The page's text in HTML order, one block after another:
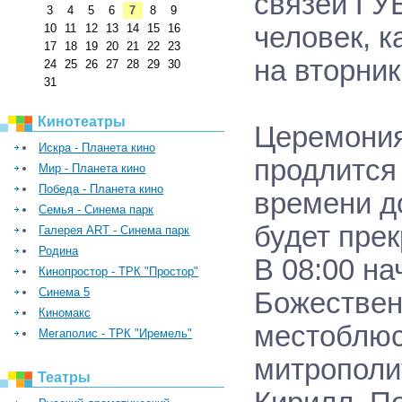
3 4 5 6 7 8
9
10
11 12 13 14 15
16
17
18 19 20 21 22 23
24 25 26 27 28 29 30
31
Кинотеатры
Искра - Планета кино
Мир - Планета кино
Победа - Планета кино
Семья - Синема парк
Галерея ART - Синема парк
Родина
Кинопростор - ТРК "Простор"
Синема 5
Киномакс
Мегаполис - ТРК "Иремель"
Театры
человек,
на
времени
будет
В 08:00